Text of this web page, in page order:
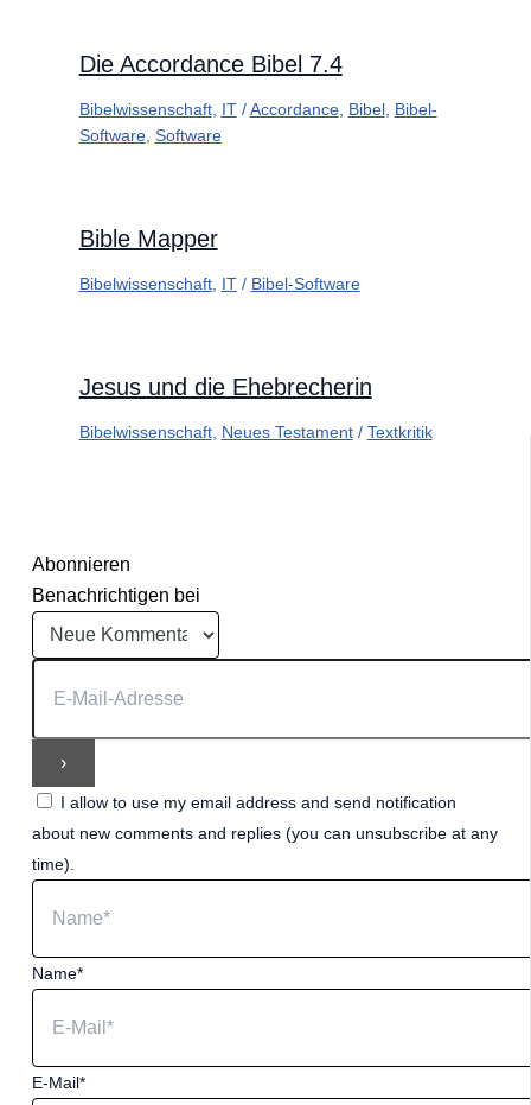
Die Accordance Bibel 7.4
Bibelwissenschaft, IT/Accordance, Bibel, Bibel-
Software, Software
Bible Mapper
Bibelwissenschaft, IT/ Bibel-Software
Jesus und die Ehebrecherin
Bibelwissenschaft, Neues Testament/ Textkritik
Abonnieren
Benachrichtigen bei
I allow to use my email address and send notification
about new comments and replies (you can unsubscribe at any
time).
Name*
E-Mail*